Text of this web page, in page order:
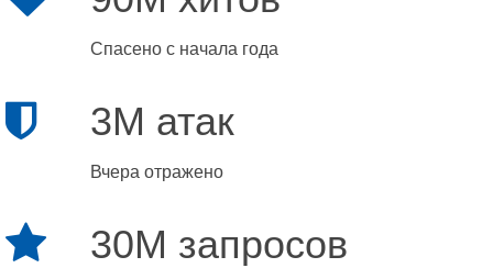
Спасено с начала года
3M атак
Вчера отражено
30M запросов